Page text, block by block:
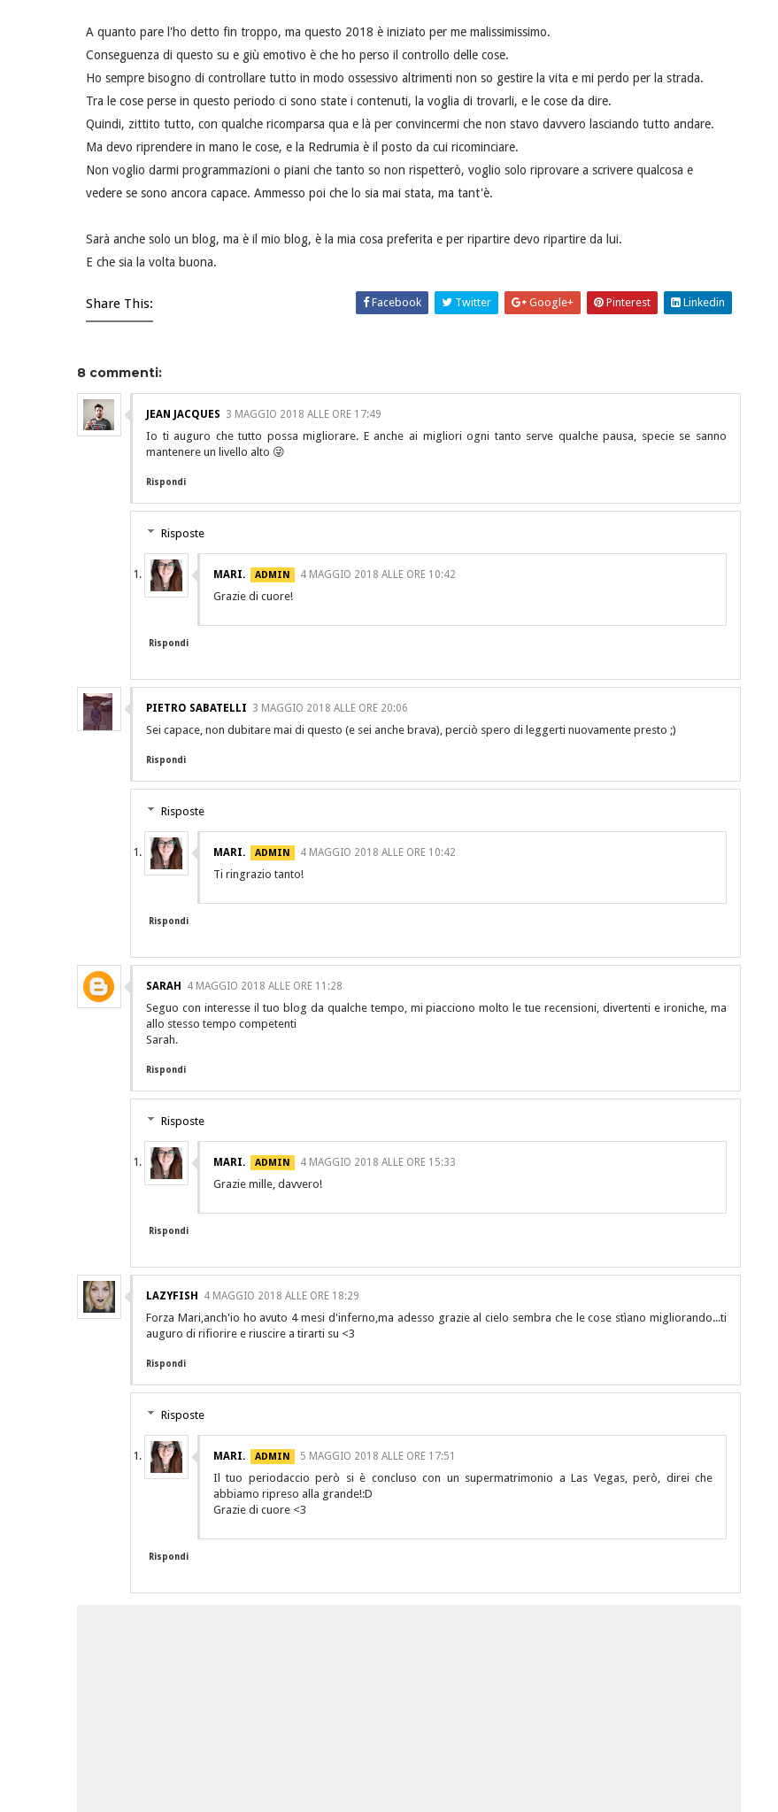
A quanto pare l'ho detto fin troppo, ma questo 2018 è iniziato per me malissimissimo.
Conseguenza di questo su e giù emotivo è che ho perso il controllo delle cose.
Ho sempre bisogno di controllare tutto in modo ossessivo altrimenti non so gestire la vita e mi perdo per la strada.
Tra le cose perse in questo periodo ci sono state i contenuti, la voglia di trovarli, e le cose da dire.
Quindi, zittito tutto, con qualche ricomparsa qua e là per convincermi che non stavo davvero lasciando tutto andare.
Ma devo riprendere in mano le cose, e la Redrumia è il posto da cui ricominciare.
Non voglio darmi programmazioni o piani che tanto so non rispetterò, voglio solo riprovare a scrivere qualcosa e
vedere se sono ancora capace. Ammesso poi che lo sia mai stata, ma tant'è.
Sarà anche solo un blog, ma è il mio blog, è la mia cosa preferita e per ripartire devo ripartire da lui.
E che sia la volta buona.
Share This: Facebook Twitter Google+ Pinterest Linkedin
8 commenti:
JEAN JACQUES 3 MAGGIO 2018 ALLE ORE 17:49
Io ti auguro che tutto possa migliorare. E anche ai migliori ogni tanto serve qualche pausa, specie se sanno
mantenere un livello alto 😜
Rispondi
Risposte
MARI. 4 MAGGIO 2018 ALLE ORE 10:42
Grazie di cuore!
Rispondi
PIETRO SABATELLI 3 MAGGIO 2018 ALLE ORE 20:06
Sei capace, non dubitare mai di questo (e sei anche brava), perciò spero di leggerti nuovamente presto ;)
Rispondi
Risposte
MARI. 4 MAGGIO 2018 ALLE ORE 10:42
Ti ringrazio tanto!
Rispondi
SARAH 4 MAGGIO 2018 ALLE ORE 11:28
Seguo con interesse il tuo blog da qualche tempo, mi piacciono molto le tue recensioni, divertenti e ironiche, ma
allo stesso tempo competenti
Sarah.
Rispondi
Risposte
MARI. 4 MAGGIO 2018 ALLE ORE 15:33
Grazie mille, davvero!
Rispondi
LAZYFISH 4 MAGGIO 2018 ALLE ORE 18:29
Forza Mari,anch'io ho avuto 4 mesi d'inferno,ma adesso grazie al cielo sembra che le cose stìano migliorando...ti
auguro di rifiorire e riuscire a tirarti su <3
Rispondi
Risposte
MARI. 5 MAGGIO 2018 ALLE ORE 17:51
Il tuo periodaccio però si è concluso con un supermatrimonio a Las Vegas, però, direi che
abbiamo ripreso alla grande!:D
Grazie di cuore <3
Rispondi